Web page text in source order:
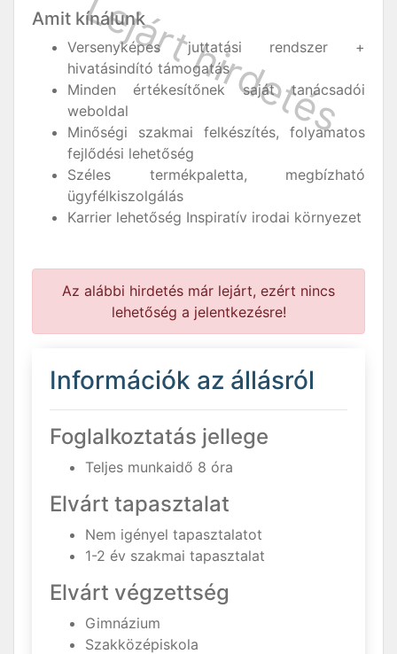
Amit kínálunk
Versenyképes juttatási rendszer +
hivatásindító támogatás
Minden értékesítőnek saját tanácsadói
weboldal
Minőségi szakmai felkészítés, folyamatos
fejlődési lehetőség
Széles termékpaletta, megbízható
ügyfélkiszolgálás
Karrier lehetőség Inspiratív irodai környezet
Az alábbi hirdetés már lejárt, ezért nincs
lehetőség a jelentkezésre!
Információk az állásról
Foglalkoztatás jellege
Teljes munkaidő 8 óra
Elvárt tapasztalat
Nem igényel tapasztalatot
1-2 év szakmai tapasztalat
Elvárt végzettség
Gimnázium
Szakközépiskola